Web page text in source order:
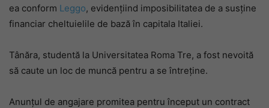
ea conform Leggo, evidențiind imposibilitatea de a susține
financiar cheltuielile de bază în capitala Italiei.
Tânăra, studentă la Universitatea Roma Tre, a fost nevoită
să caute un loc de muncă pentru a se întreține.
Anunțul de angajare promitea pentru început un contract